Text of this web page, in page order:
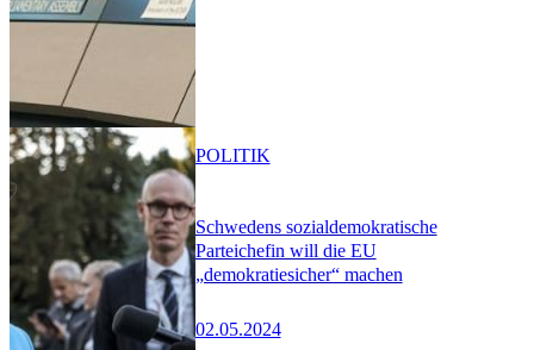
Schwedens sozialdemokratische
Parteichefin will die EU
„demokratiesicher“ machen
02.05.2024
POLITIK